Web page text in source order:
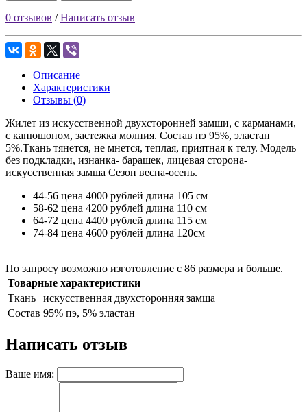
0 отзывов /Написать отзыв
Описание
Характеристики
Отзывы (0)
Жилет из искусственной двухсторонней замши, с карманами,
с капюшоном, застежка молния. Состав пэ 95%, эластан
5%.Ткань тянется, не мнется, теплая, приятная к телу. Модель
без подкладки, изнанка- барашек, лицевая сторона-
искусственная замша Сезон весна-осень.
44-56 цена 4000 рублей длина 105 см
58-62 цена 4200 рублей длина 110 см
64-72 цена 4400 рублей длина 115 см
74-84 цена 4600 рублей длина 120см
По запросу возможно изготовление с 86 размера и больше.
Товарные характеристики
Ткань
искусственная двухсторонняя замша
Состав 95% пэ, 5% эластан
Написать отзыв
Ваше имя: